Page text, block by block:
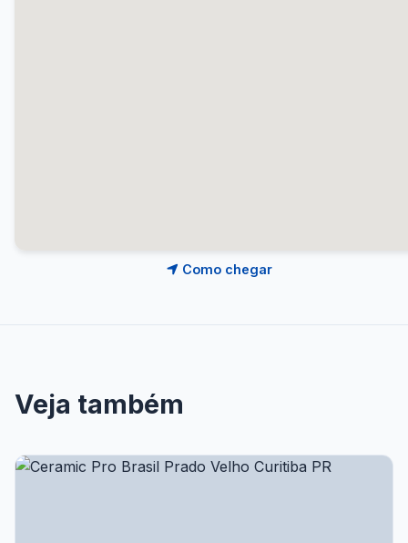
Como chegar
Veja também